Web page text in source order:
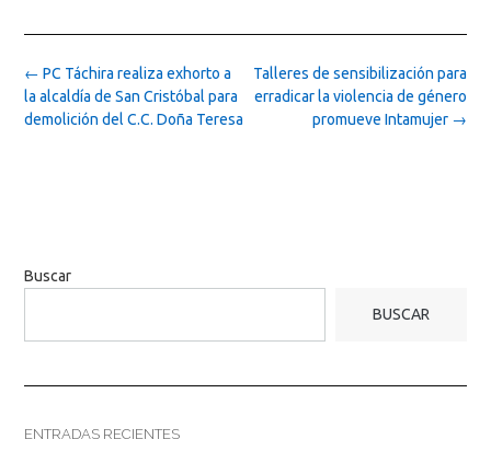
Post
navigation
Talleres de sensibilización para
erradicar la violencia de género
promueve Intamujer →
← PC Táchira realiza exhorto a
la alcaldía de San Cristóbal para
demolición del C.C. Doña Teresa
Buscar
BUSCAR
ENTRADAS RECIENTES